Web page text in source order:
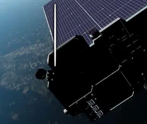
Play